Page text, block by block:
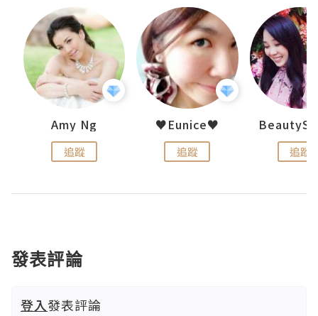
Amy Ng
追蹤
♥Eunice♥
追蹤 追蹤
發表評論
登入發表評論